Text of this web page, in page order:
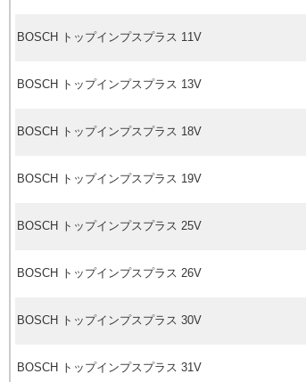
BOSCH トップインプスプラス 11V
BOSCH トップインプスプラス 13V
BOSCH トップインプスプラス 18V
BOSCH トップインプスプラス 19V
BOSCH トップインプスプラス 25V
BOSCH トップインプスプラス 26V
BOSCH トップインプスプラス 30V
BOSCH トップインプスプラス 31V